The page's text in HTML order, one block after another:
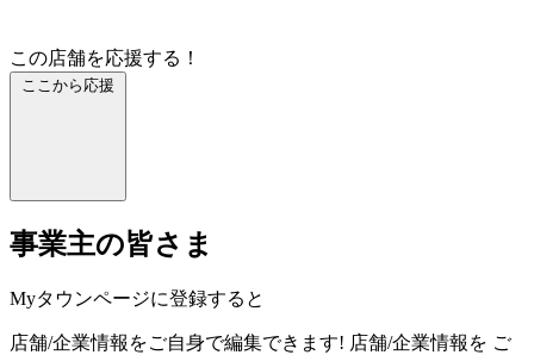
この店舗を応援する！
ここから応援
事業主の皆さま
Myタウンページに登録すると
店舗/企業情報をご自身で編集できます! 店舗/企業情報を ご